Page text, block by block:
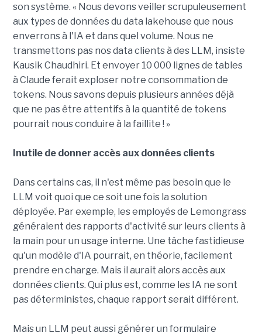
son système. « Nous devons veiller scrupuleusement
aux types de données du data lakehouse que nous
enverrons à l'IA et dans quel volume. Nous ne
transmettons pas nos data clients à des LLM, insiste
Kausik Chaudhiri. Et envoyer 10 000 lignes de tables
à Claude ferait exploser notre consommation de
tokens. Nous savons depuis plusieurs années déjà
que ne pas être attentifs à la quantité de tokens
pourrait nous conduire à la faillite ! »
Inutile de donner accès aux données clients
Dans certains cas, il n'est même pas besoin que le
LLM voit quoi que ce soit une fois la solution
déployée. Par exemple, les employés de Lemongrass
généraient des rapports d'activité sur leurs clients à
la main pour un usage interne. Une tâche fastidieuse
qu'un modèle d'IA pourrait, en théorie, facilement
prendre en charge. Mais il aurait alors accès aux
données clients. Qui plus est, comme les IA ne sont
pas déterministes, chaque rapport serait différent.
Mais un LLM peut aussi générer un formulaire